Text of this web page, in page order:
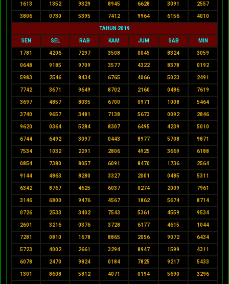
1613 1352 9329 8945 6628 3091 2557
3806 0730 5395 7412 9964 6156 4010
TAHUN 2019
SEN SEL RAB KAM JUM SAB MIN
1781 4206 7297 3508 0045 8324 3059
0648 9185 9709 3577 4322 8378 0192
5983 2546 8434 6765 4066 5023 2491
7742 3671 9649 8702 2160 0486 7619
3697 4857 8035 6700 0971 1008 5464
3740 9657 3481 7138 5673 0092 2846
9620 0364 5284 8307 6495 4239 5010
6744 6492 3097 0443 8977 5708 9871
7534 1032 2291 2806 4925 3669 6188
0854 7380 8057 6091 8470 1736 2564
9144 4863 8280 3327 2001 0485 5311
6342 8767 4625 6037 0274 2009 7961
3146 6800 9476 4567 1862 5674 8714
0726 2533 3402 7543 5361 4559 9534
2601 3216 0376 3728 6177 4615 1044
7281 0810 1678 8865 2056 9072 6434
5723 4002 2661 3294 8947 1599 4311
6078 2470 9824 0184 7825 9217 5433
1301 8608 5812 4071 0194 5690 3296